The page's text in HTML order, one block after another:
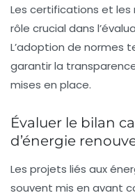
Les certifications et les
rôle crucial dans
L’adoption de normes
garantir la
mises en place.
Évaluer le bilan
d’énergie
Les projets liés aux
souvent mis en avant